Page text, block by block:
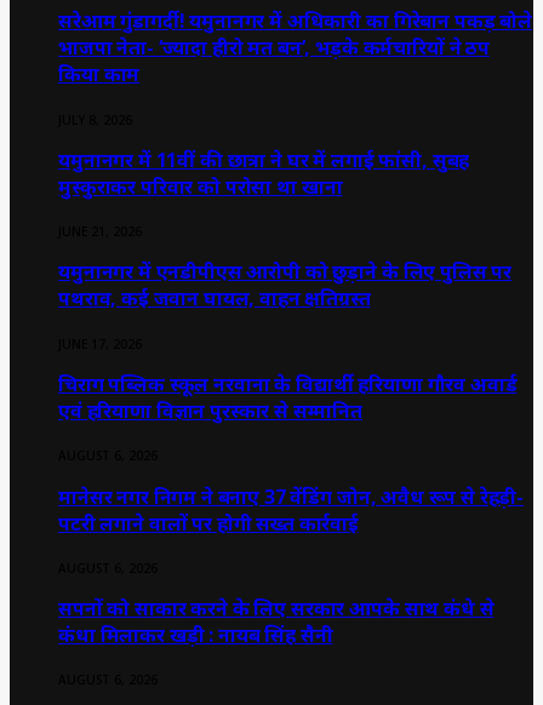
सरेआम गुंडागर्दी! यमुनानगर में अधिकारी का गिरेबान पकड़ बोले
भाजपा नेता- ‘ज्यादा हीरो मत बन’, भड़के कर्मचारियों ने ठप
किया काम
यमुनानगर में 11वीं की छात्रा ने घर में लगाई फांसी, सुबह
मुस्कुराकर परिवार को परोसा था खाना
यमुनानगर में एनडीपीएस आरोपी को छुड़ाने के लिए पुलिस पर
पथराव, कई जवान घायल, वाहन क्षतिग्रस्त
चिराग पब्लिक स्कूल नरवाना के विद्यार्थी हरियाणा गौरव अवार्ड
एवं हरियाणा विज्ञान पुरस्कार से सम्मानित
मानेसर नगर निगम ने बनाए 37 वेंडिंग जोन, अवैध रूप से रेहड़ी-
पटरी लगाने वालों पर होगी सख्त कार्रवाई
सपनों को साकार करने के लिए सरकार आपके साथ कंधे से
कंधा मिलाकर खड़ी : नायब सिंह सैनी